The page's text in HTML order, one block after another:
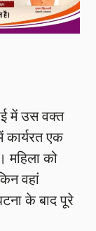
में उस वक्त
एक
महिला को
वहां
के बाद पूरे